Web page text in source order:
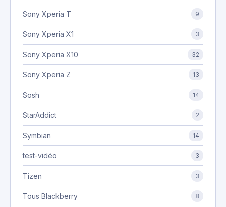
Sony Xperia T 9
Sony Xperia X1 3
Sony Xperia X10 32
Sony Xperia Z 13
Sosh 14
StarAddict 2
Symbian 14
test-vidéo 3
Tizen 3
Tous Blackberry 8